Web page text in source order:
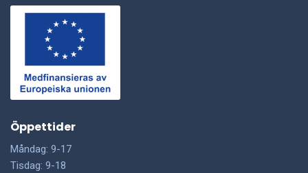
Öppettider
Måndag: 9-17
Tisdag: 9-18